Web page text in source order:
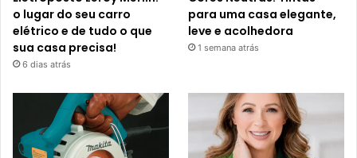
o lugar do seu carro
elétrico e de tudo o que
sua casa precisa!
6 dias atrás
para uma casa elegante,
leve e acolhedora
1 semana atrás